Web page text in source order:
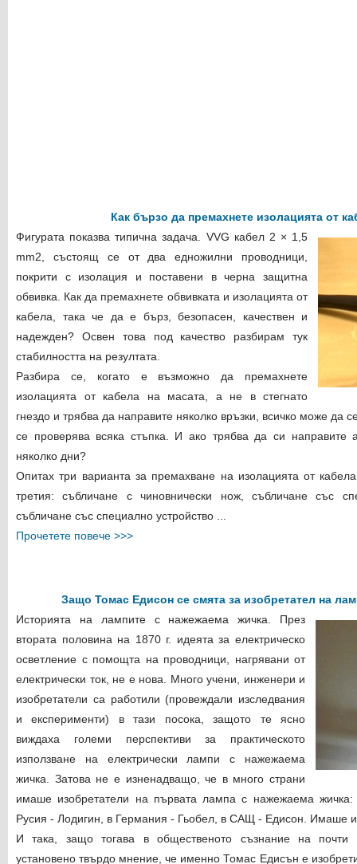
Как бързо да премахнете изолацията от
Фигурата показва типична задача. VVG кабел 2 × 1,5
mm2, състоящ се от два едножилни проводници,
покрити с изолация и поставени в черна защитна
обвивка. Как да премахнете обвивката и изолацията от
кабела, така че да е бърз, безопасен, качествен и
надежден? Освен това под качество разбирам тук
стабилността на резултата.
Разбира се, когато е възможно да премахнете
изолацията от кабела на масата, а не в стегнато
гнездо и трябва да направите няколко връзки, всичко може да
се проверява всяка стъпка. И ако трябва да си направите
няколко дни?
Опитах три варианта за премахване на изолацията от
третия: събличане с чиновнически нож, събличане със
събличане със специално устройство ...
Прочетете повече >>>
Защо Томас Едисон се смята за изобретател на
Историята на лампите с нажежаема жичка. През
втората половина на 1870 г. идеята за електрическо
осветление с помощта на проводници, нагрявани от
електрически ток, не е нова. Много учени, инженери и
изобретатели са работили (провеждали изследвания
и експерименти) в тази посока, защото те ясно
виждаха големи перспективи за практическото
използване на електрически лампи с нажежаема
жичка. Затова не е изненадващо, че в много страни
имаше изобретатели на първата лампа с нажежаема
Русия - Лодигин, в Германия - Гьобел, в САЩ - Едисон. Имаше
И така, защо тогава в общественото съзнание на почти
установено твърдо мнение, че именно Томас Едисън е